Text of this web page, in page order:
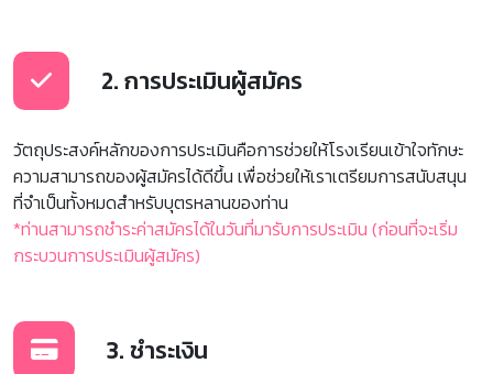
2. การประเมินผู้สมัคร
วัตถุประสงค์หลักของการประเมินคือการช่วยให้โรงเรียนเข้าใจทักษะ
ความสามารถของผู้สมัครได้ดีขึ้น เพื่อช่วยให้เราเตรียมการสนับสนุน
ที่จำเป็นทั้งหมดสำหรับบุตรหลานของท่าน
*ท่านสามารถชำระค่าสมัครได้ในวันที่มารับการประเมิน (ก่อนที่จะเริ่ม
กระบวนการประเมินผู้สมัคร)
3. ชำระเงิน